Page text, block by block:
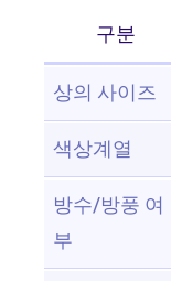
구분
상의 사이즈
색상계열
방수/방풍 여
부